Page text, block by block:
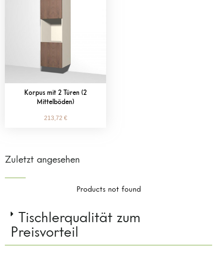
Korpus mit 2 Türen (2
Mittelböden)
213,72 €
Zuletzt angesehen
Products not found
Tischlerqualität zum
Preisvorteil